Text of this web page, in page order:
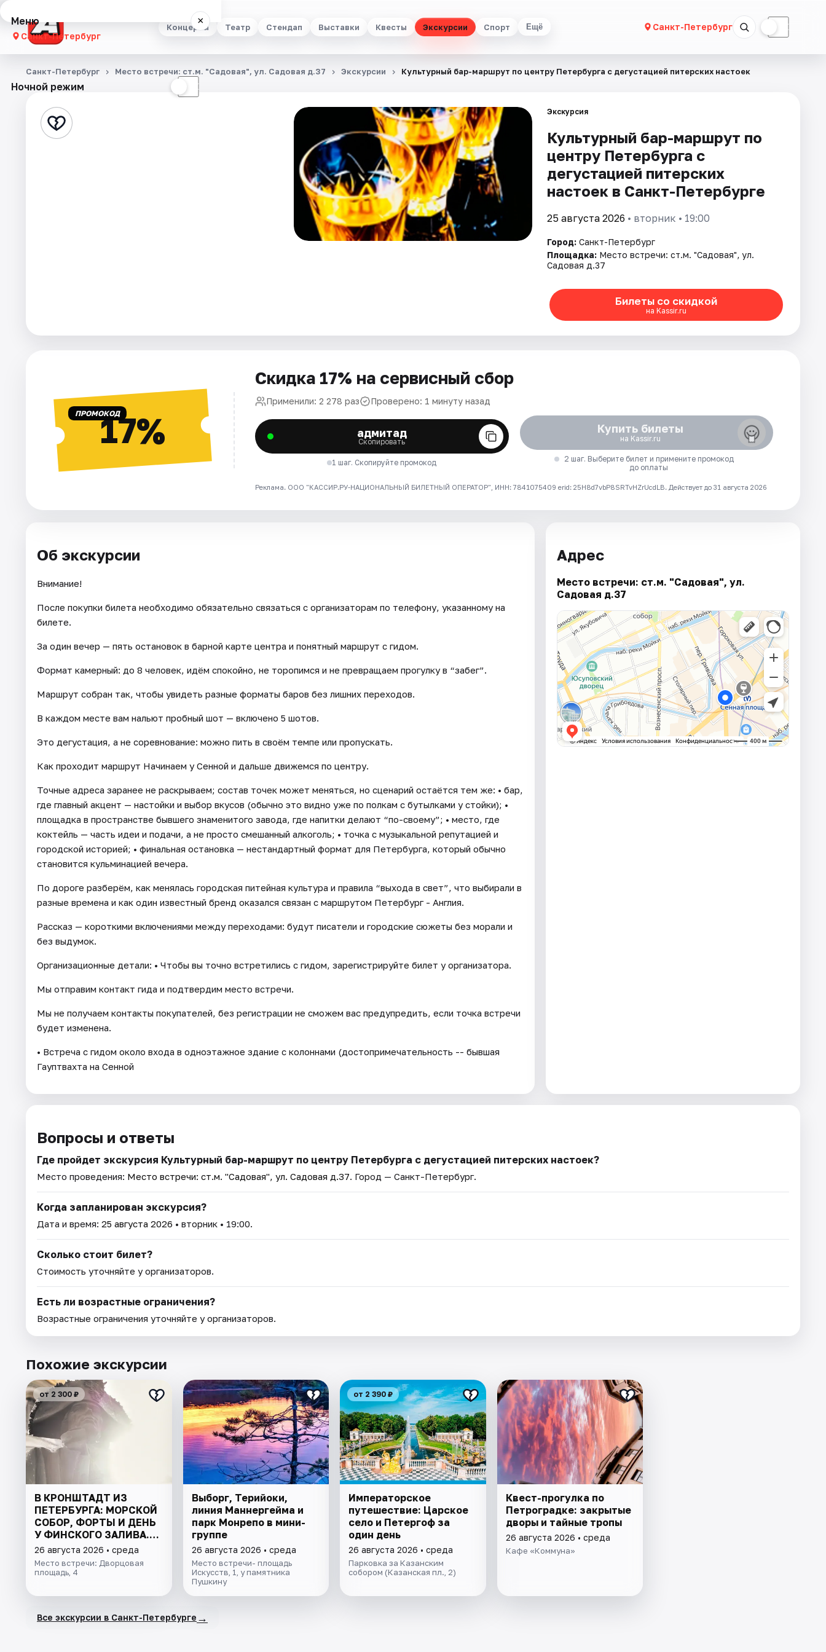
Концерты Театр Стендап Выставки Квесты Экскурсии Спорт Ещё Санкт-Петербург ☾
Меню ×
Санкт-Петербург
Концерты
Стендап
Площадки
Ночной режим ☾
Санкт-Петербург Место встречи: ст.м. "Садовая", ул. Садовая д.37 Экскурсии Культурный бар-маршрут по центру Петербурга с дегустацией питерских настоек
Экскурсия
Культурный бар-маршрут по
центру Петербурга с
дегустацией питерских
настоек в Санкт-Петербурге
25 августа 2026 • вторник • 19:00
Город: Санкт-Петербург
Площадка: Место встречи: ст.м. "Садовая", ул.
Садовая д.37
Билеты со скидкой
на Kassir.ru
ПРОМОКОД17%
Скидка 17% на сервисный сбор
Применили: 2 278 раз Проверено: 1 минуту назад
адмитад
Скопировать
1 шаг. Скопируйте промокод
Купить билеты
на Kassir.ru
2 шаг. Выберите билет и примените промокод
до оплаты
Реклама. ООО "КАССИР.РУ-НАЦИОНАЛЬНЫЙ БИЛЕТНЫЙ ОПЕРАТОР", ИНН: 7841075409 erid: 25H8d7vbP8SRTvHZrUcdLB. Действует до 31 августа 2026
Об экскурсии
Внимание!
После покупки билета необходимо обязательно связаться с организаторам по телефону, указанному на
билете.
За один вечер — пять остановок в барной карте центра и понятный маршрут с гидом.
Формат камерный: до 8 человек, идём спокойно, не торопимся и не превращаем прогулку в “забег”.
Маршрут собран так, чтобы увидеть разные форматы баров без лишних переходов.
В каждом месте вам нальют пробный шот — включено 5 шотов.
Это дегустация, а не соревнование: можно пить в своём темпе или пропускать.
Как проходит маршрут Начинаем у Сенной и дальше движемся по центру.
Точные адреса заранее не раскрываем; состав точек может меняться, но сценарий остаётся тем же: • бар,
где главный акцент — настойки и выбор вкусов (обычно это видно уже по полкам с бутылками у стойки); •
площадка в пространстве бывшего знаменитого завода, где напитки делают “по-своему”; • место, где
коктейль — часть идеи и подачи, а не просто смешанный алкоголь; • точка с музыкальной репутацией и
городской историей; • финальная остановка — нестандартный формат для Петербурга, который обычно
становится кульминацией вечера.
По дороге разберём, как менялась городская питейная культура и правила “выхода в свет”, что выбирали в
разные времена и как один известный бренд оказался связан с маршрутом Петербург - Англия.
Рассказ — короткими включениями между переходами: будут писатели и городские сюжеты без морали и
без выдумок.
Организационные детали: • Чтобы вы точно встретились с гидом, зарегистрируйте билет у организатора.
Мы отправим контакт гида и подтвердим место встречи.
Мы не получаем контакты покупателей, без регистрации не сможем вас предупредить, если точка встречи
будет изменена.
• Встреча с гидом около входа в одноэтажное здание с колоннами (достопримечательность -- бывшая
Гауптвахта на Сенной
Адрес
Место встречи: ст.м. "Садовая", ул.
Садовая д.37
Вопросы и ответы
Где пройдет экскурсия Культурный бар-маршрут по центру Петербурга с дегустацией питерских настоек?
Место проведения: Место встречи: ст.м. "Садовая", ул. Садовая д.37. Город — Санкт-Петербург.
Когда запланирован экскурсия?
Дата и время: 25 августа 2026 • вторник • 19:00.
Сколько стоит билет?
Стоимость уточняйте у организаторов.
Есть ли возрастные ограничения?
Возрастные ограничения уточняйте у организаторов.
Похожие экскурсии
от 2 300 ₽
В КРОНШТАДТ ИЗ
ПЕТЕРБУРГА: МОРСКОЙ
СОБОР, ФОРТЫ И ДЕНЬ
У ФИНСКОГО ЗАЛИВА.
ВСЁ ВКЛЮЧЕНО
26 августа 2026 • среда
Место встречи: Дворцовая
площадь, 4
Выборг, Терийоки,
линия Маннергейма и
парк Монрепо в мини-
группе
26 августа 2026 • среда
Место встречи- площадь
Искусств, 1, у памятника
Пушкину
от 2 390 ₽
Императорское
путешествие: Царское
село и Петергоф за
один день
26 августа 2026 • среда
Парковка за Казанским
собором (Казанская пл., 2)
Квест-прогулка по
Петроградке: закрытые
дворы и тайные тропы
26 августа 2026 • среда
Кафе «Коммуна»
Все экскурсии в Санкт-Петербурге →